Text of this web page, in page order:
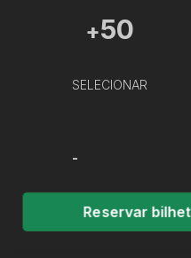
+50
SELECIONAR
-
Reservar